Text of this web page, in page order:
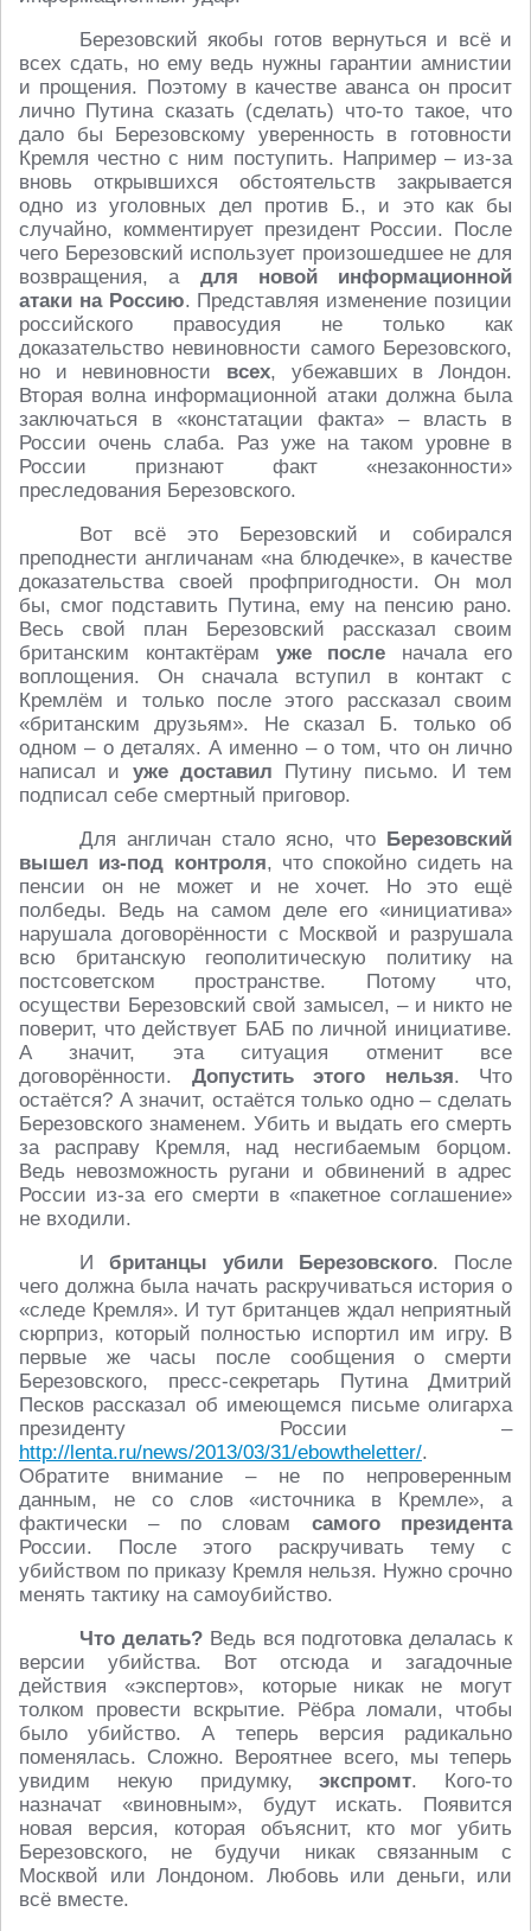
Березовский якобы готов вернуться и всё и
всех сдать, но ему ведь нужны гарантии амнистии
и прощения. Поэтому в качестве аванса он просит
лично Путина сказать (сделать) что-то такое, что
дало бы Березовскому уверенность в готовности
Кремля честно с ним поступить. Например – из-за
вновь открывшихся обстоятельств закрывается
одно из уголовных дел против Б., и это как бы
случайно, комментирует президент России. После
чего Березовский использует произошедшее не для
возвращения, а для новой информационной
атаки на Россию. Представляя изменение позиции
российского правосудия не только как
доказательство невиновности самого Березовского,
но и невиновности всех, убежавших в Лондон.
Вторая волна информационной атаки должна была
заключаться в «констатации факта» – власть в
России очень слаба. Раз уже на таком уровне в
России признают факт «незаконности»
преследования Березовского.
Вот всё это Березовский и собирался
преподнести англичанам «на блюдечке», в качестве
доказательства своей профпригодности. Он мол
бы, смог подставить Путина, ему на пенсию рано.
Весь свой план Березовский рассказал своим
британским контактёрам уже после начала его
воплощения. Он сначала вступил в контакт с
Кремлём и только после этого рассказал своим
«британским друзьям». Не сказал Б. только об
одном – о деталях. А именно – о том, что он лично
написал и уже доставил Путину письмо. И тем
подписал себе смертный приговор.
Для англичан стало ясно, что Березовский
вышел из-под контроля, что спокойно сидеть на
пенсии он не может и не хочет. Но это ещё
полбеды. Ведь на самом деле его «инициатива»
нарушала договорённости с Москвой и разрушала
всю британскую геополитическую политику на
постсоветском пространстве. Потому что,
осуществи Березовский свой замысел, – и никто не
поверит, что действует БАБ по личной инициативе.
А значит, эта ситуация отменит все
договорённости. Допустить этого нельзя. Что
остаётся? А значит, остаётся только одно – сделать
Березовского знаменем. Убить и выдать его смерть
за расправу Кремля, над несгибаемым борцом.
Ведь невозможность ругани и обвинений в адрес
России из-за его смерти в «пакетное соглашение»
не входили.
И британцы убили Березовского. После
чего должна была начать раскручиваться история о
«следе Кремля». И тут британцев ждал неприятный
сюрприз, который полностью испортил им игру. В
первые же часы после сообщения о смерти
Березовского, пресс-секретарь Путина Дмитрий
Песков рассказал об имеющемся письме олигарха
президенту России –
http://lenta.ru/news/2013/03/31/ebowtheletter/.
Обратите внимание – не по непроверенным
данным, не со слов «источника в Кремле», а
фактически – по словам самого президента
России. После этого раскручивать тему с
убийством по приказу Кремля нельзя. Нужно срочно
менять тактику на самоубийство.
Что делать?Ведь вся подготовка делалась к
версии убийства. Вот отсюда и загадочные
действия «экспертов», которые никак не могут
толком провести вскрытие. Рёбра ломали, чтобы
было убийство. А теперь версия радикально
поменялась. Сложно. Вероятнее всего, мы теперь
увидим некую придумку,экспромт. Кого-то
назначат «виновным», будут искать. Появится
новая версия, которая объяснит, кто мог убить
Березовского, не будучи никак связанным с
Москвой или Лондоном. Любовь или деньги, или
всё вместе.